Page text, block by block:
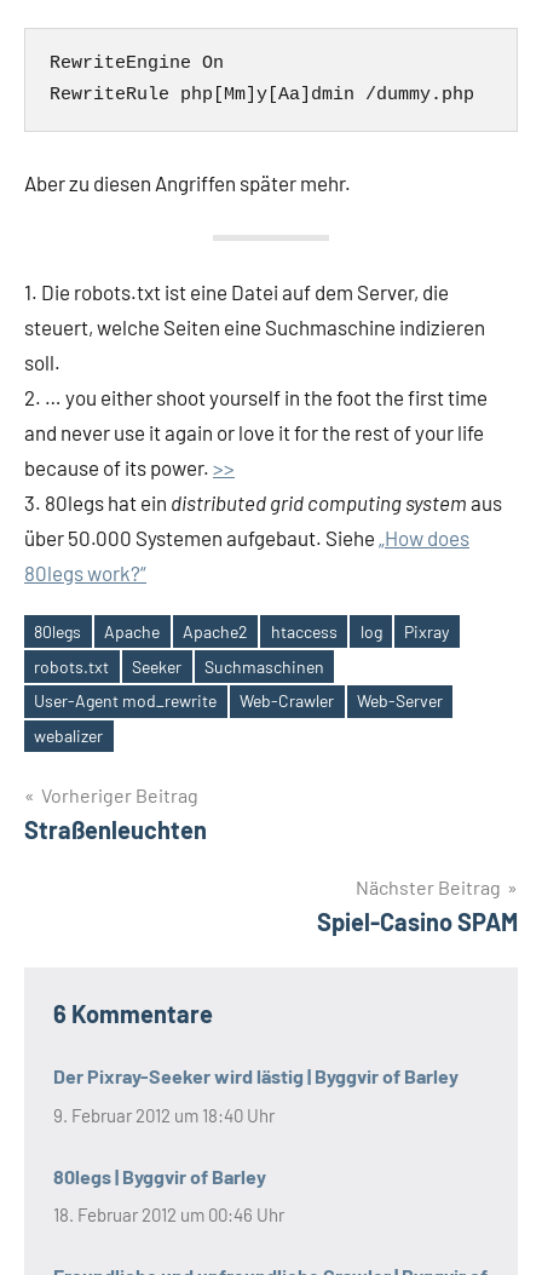
RewriteEngine On
Aber zu diesen Angriffen später mehr.
1. Die robots.txt ist eine Datei auf dem Server, die
steuert, welche Seiten eine Suchmaschine indizieren
soll.
2. … you either shoot yourself in the foot the first time
and never use it again or love it for the rest of your life
because of its power. >>
3. 80legs hat ein distributed grid computing system aus
über 50.000 Systemen aufgebaut. Siehe „How does
80legs work?“
Schlagwörter
80legs Apache Apache2 htaccess log
Pixray
robots.txt
Seeker
Suchmaschinen
User-Agent mod_rewrite
Web-Crawler
Web-Server
webalizer
Beitragsnavigation
Vorheriger Beitrag
Straßenleuchten
Nächster Beitrag
Spiel-Casino SPAM
6 Kommentare
Der Pixray-Seeker wird lästig | Byggvir of Barley
9. Februar 2012 um 18:40 Uhr
80legs | Byggvir of Barley
18. Februar 2012 um 00:46 Uhr